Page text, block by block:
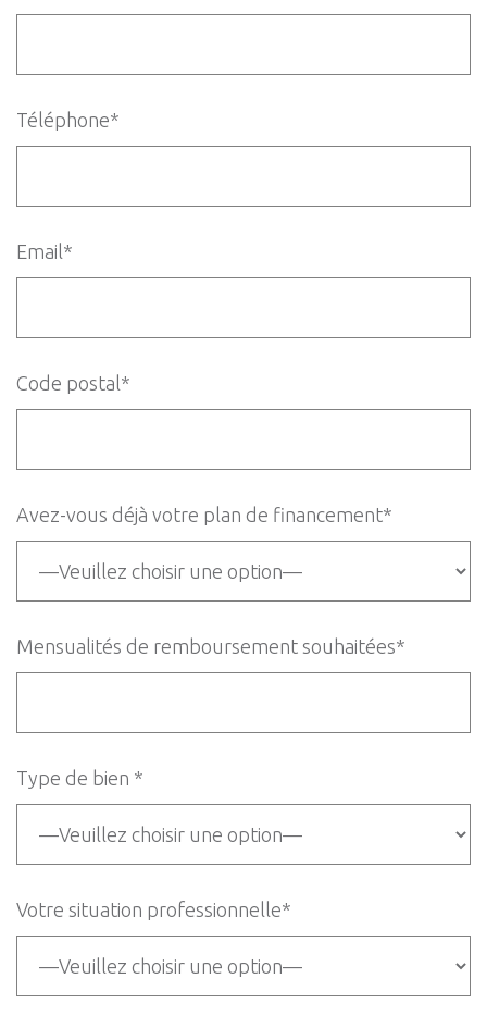
Téléphone*
Email*
Code postal*
Avez-vous déjà votre plan de financement*
Mensualités de remboursement souhaitées*
Type de bien *
Votre situation professionnelle*